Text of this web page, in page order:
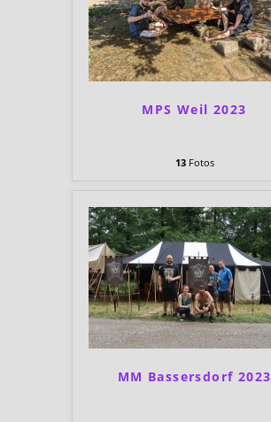
MPS Weil 2023
13Fotos
MM Bassersdorf 2023